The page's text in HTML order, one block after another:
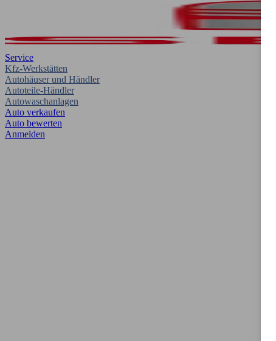
Service
Kfz-Werkstätten
Autohäuser und Händler
Autoteile-Händler
Autowaschanlagen
Auto verkaufen
Auto bewerten
Anmelden